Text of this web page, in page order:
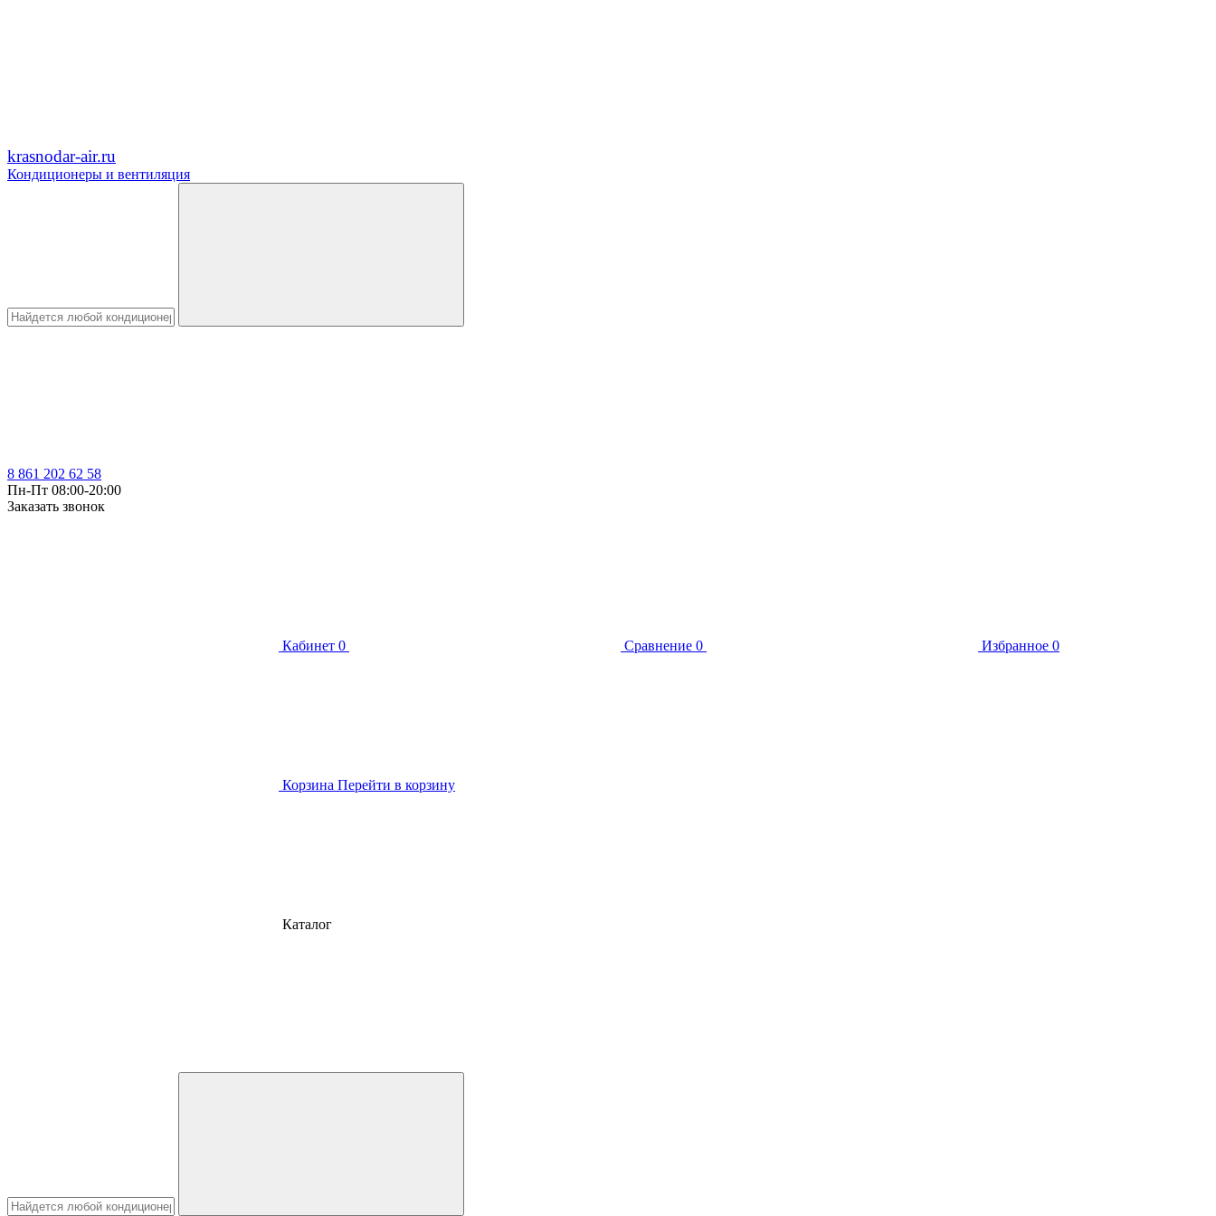
krasnodar-air.ru
Кондиционеры и вентиляция
8 861 202 62 58
Пн-Пт 08:00-20:00
Заказать звонок
Кабинет 0 Сравнение 0 Избранное 0
Корзина Перейти в корзину
Каталог